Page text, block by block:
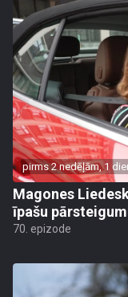
pirms 2 nedēļām, 1
Magones
īpašu
70. epizode